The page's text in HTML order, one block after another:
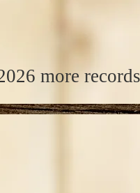
more